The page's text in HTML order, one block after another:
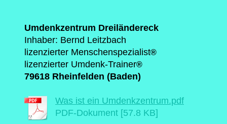
Umdenkzentrum Dreiländereck
Inhaber: Bernd Leitzbach
lizenzierter Menschenspezialist®
lizenzierter Umdenk-Trainer®
79618 Rheinfelden (Baden)
Was ist ein Umdenkzentrum.pdf
PDF-Dokument [57.8 KB]